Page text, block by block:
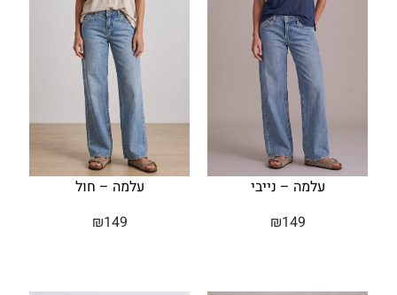
עלמה – נייבי
₪149
עלמה – חול
₪149